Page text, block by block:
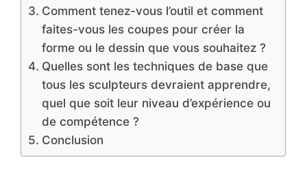
Comment tenez-vous l’outil et comment
faites-vous les coupes pour créer la
forme ou le dessin que vous souhaitez ?
Quelles sont les techniques de base que
tous les sculpteurs devraient apprendre,
quel que soit leur niveau d’expérience ou
de compétence ?
Conclusion